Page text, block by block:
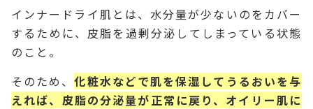
インナードライ肌とは、水分量が少ないのをカバー
するために、皮脂を過剰分泌してしまっている状態
のこと。
そのため、化粧水などで肌を保湿してうるおいを与
えれば、皮脂の分泌量が正常に戻り、オイリー肌に